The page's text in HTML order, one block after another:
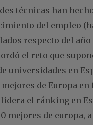
técnicas han
del empleo
respecto del
el reto que
universidades en
de Europa
lidera el ránking en
mejores de europa,